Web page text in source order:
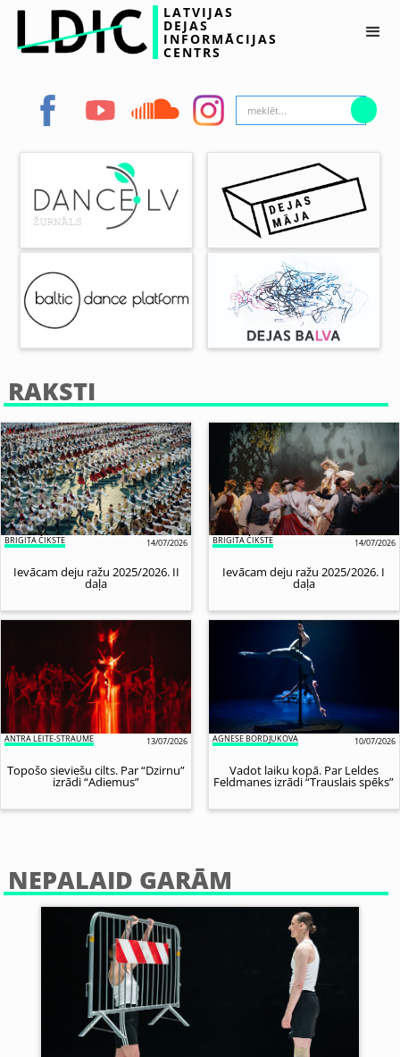
LATVIJAS
DEJAS
INFORMĀCIJAS
CENTRS
RAKSTI
BRIGITA ČIKSTE 14/07/2026
Ievācam deju ražu 2025/2026. II
daļa
BRIGITA ČIKSTE 14/07/2026
Ievācam deju ražu 2025/2026. I
daļa
ANTRA LEITE-STRAUME 13/07/2026
Topošo sieviešu cilts. Par “Dzirnu”
izrādi “Adiemus”
AGNESE BORDJUKOVA 10/07/2026
Vadot laiku kopā. Par Leldes
Feldmanes izrādi “Trauslais spēks”
NEPALAID GARĀM